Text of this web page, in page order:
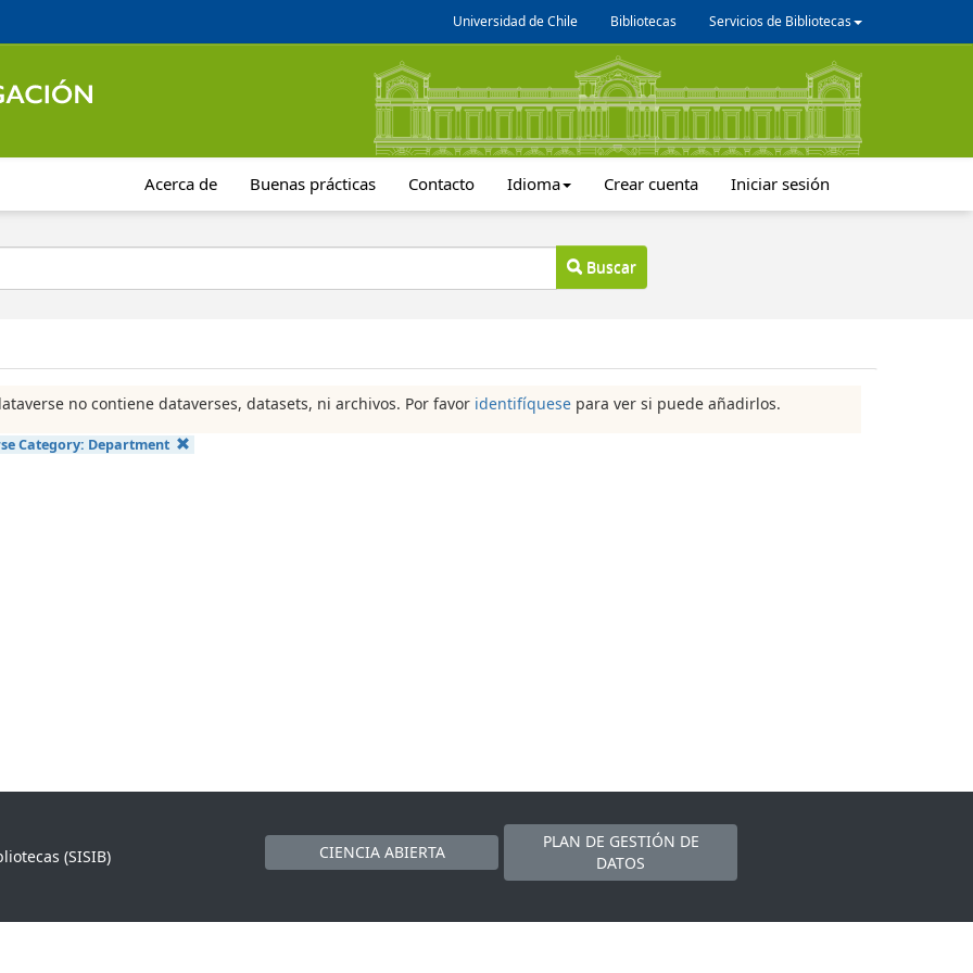
Universidad de Chile Bibliotecas Servicios de Bibliotecas
Acerca de Buenas prácticas Contacto Idioma Crear cuenta Iniciar sesión
Buscar
no contiene dataverses, datasets, ni archivos. Por favor identifíquese para ver si puede añadirlos.
Category: Department
(SISIB)
CIENCIA ABIERTA
PLAN DE GESTIÓN DE
DATOS